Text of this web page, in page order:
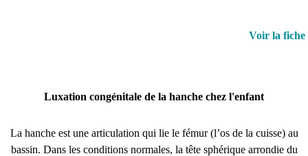
Voir la fiche
Luxation congénitale de la hanche chez l'enfant
La hanche est une articulation qui lie le fémur (l’os de la cuisse) au
bassin. Dans les conditions normales, la tête sphérique arrondie du